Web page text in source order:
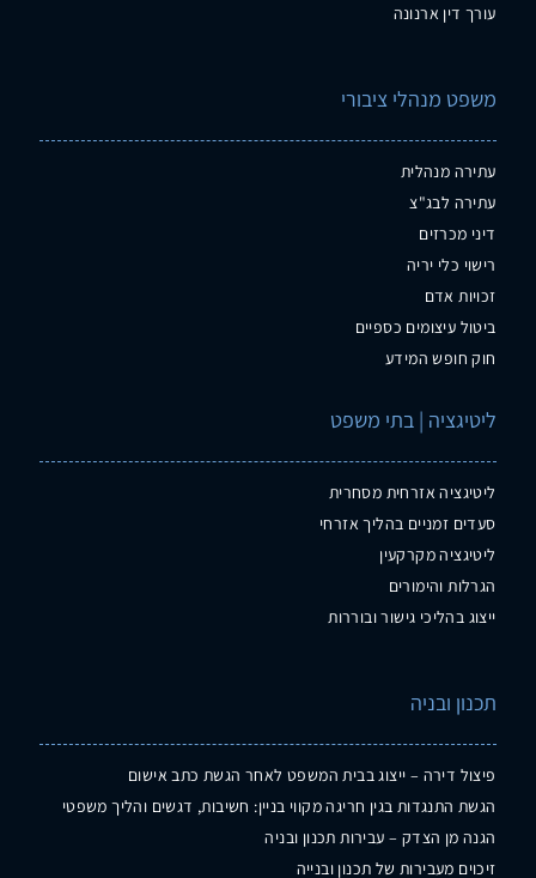
עורך דין ארנונה
משפט מנהלי ציבורי
עתירה מנהלית
עתירה לבג"צ
דיני מכרזים
רישוי כלי יריה
זכויות אדם
ביטול עיצומים כספיים
חוק חופש המידע
ליטיגציה | בתי משפט
ליטיגציה אזרחית מסחרית
סעדים זמניים בהליך אזרחי
ליטיגציה מקרקעין
הגרלות והימורים
ייצוג בהליכי גישור ובוררות
תכנון ובניה
פיצול דירה – ייצוג בבית המשפט לאחר הגשת כתב אישום
הגשת התנגדות בגין חריגה מקווי בניין: חשיבות, דגשים והליך משפטי
הגנה מן הצדק – עבירות תכנון ובניה
זיכוים מעבירות של תכנון ובנייה